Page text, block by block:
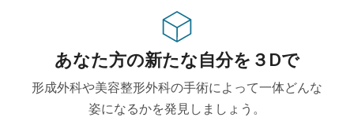
あなた方の新たな自分を３Dで
形成外科や美容整形外科の手術によって一体どんな
姿になるかを発見しましょう。